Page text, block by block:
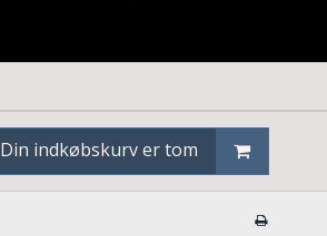
Din indkøbskurv er tom